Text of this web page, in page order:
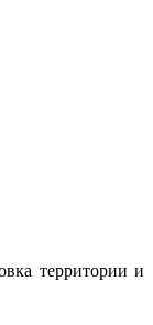
территории и